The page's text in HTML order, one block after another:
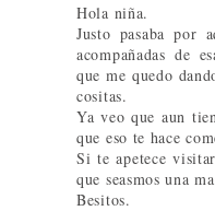
Hola niña.
Justo pasaba por
acompañadas de
que me quedo
cositas.
Ya veo que aun
que eso te hace
Si te apetece
que seasmos una
Besitos.